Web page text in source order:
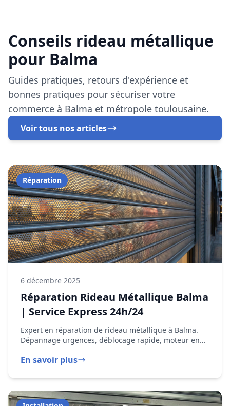
Réparation
6 décembre 2025
Réparation Rideau Métallique Balma
| Service Express 24h/24
Expert en réparation de rideau métallique à Balma.
Dépannage urgences, déblocage rapide, moteur en
panne. Intervention Capitole, Minimes, Rangueil 05 82
95 14 44
En savoir plus
Installation
6 décembre 2025